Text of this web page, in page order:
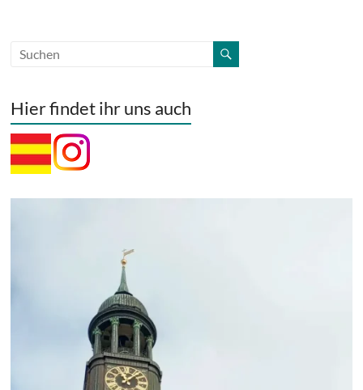
Hier findet ihr uns auch